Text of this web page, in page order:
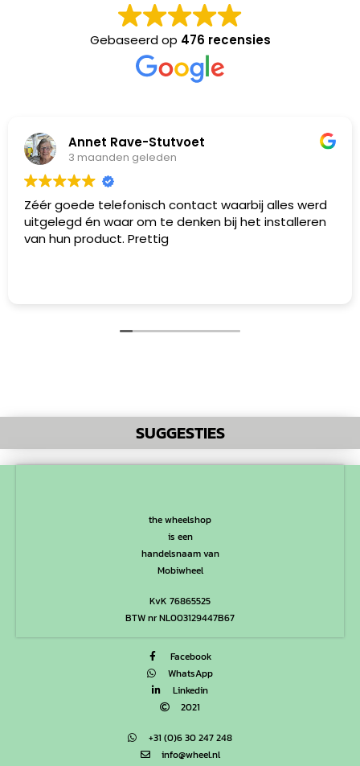
Gebaseerd op 476 recensies
Annet Rave-Stutvoet
3 maanden geleden
Zéér goede telefonisch contact waarbij alles werd
uitgelegd én waar om te denken bij het installeren
van hun product. Prettig
SUGGESTIES
the wheelshop
is een
handelsnaam van
Mobiwheel
KvK 76865525
BTW nr NL003129447B67
Facebook
WhatsApp
Linkedin
2021
+31 (0)6 30 247 248
info@wheel.nl